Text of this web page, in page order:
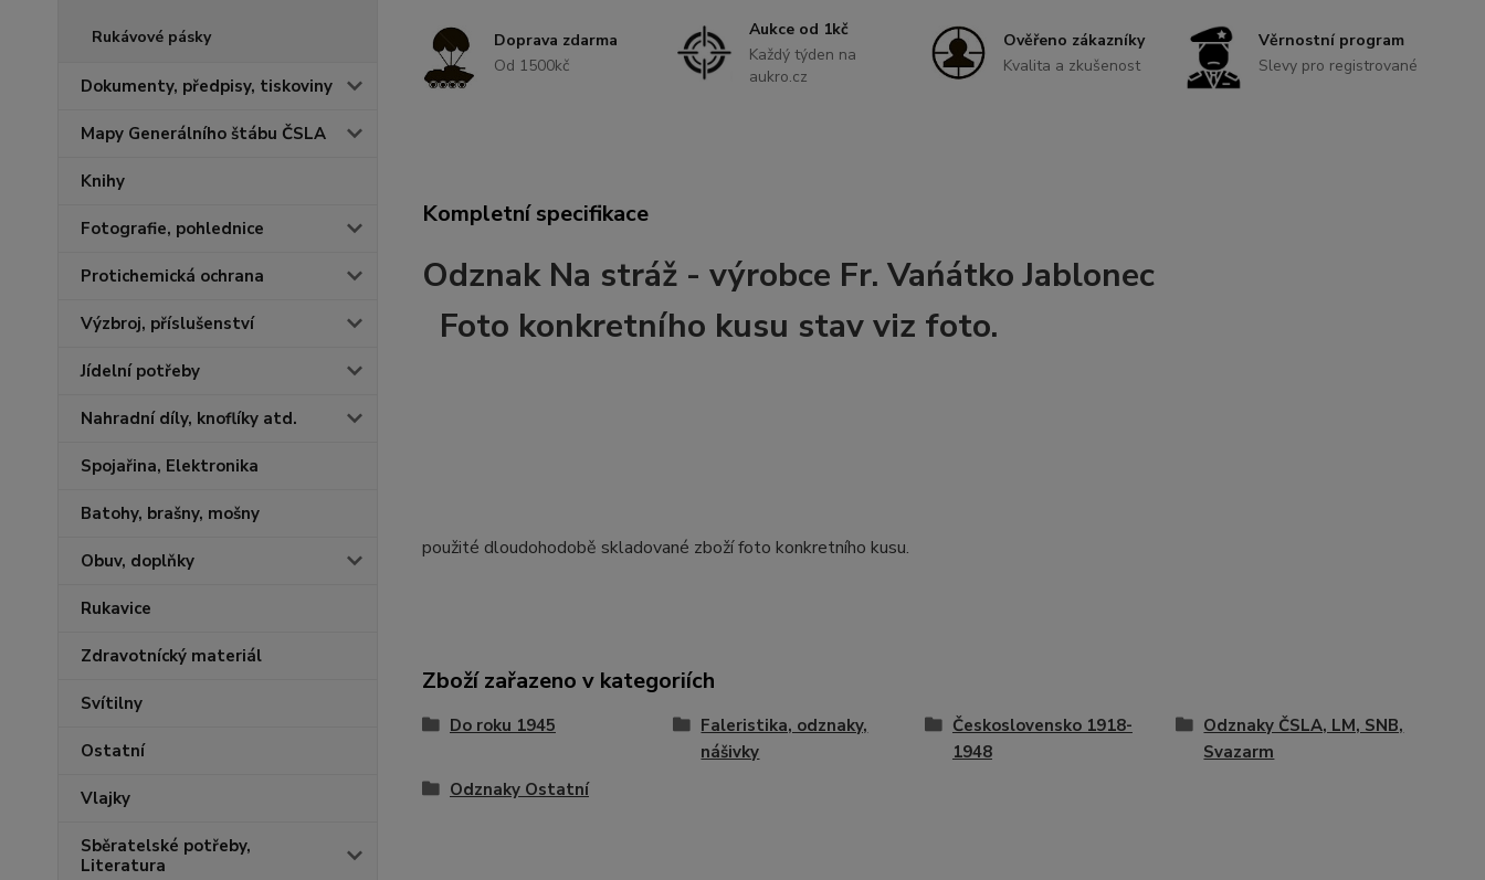
Rukávové pásky
Dokumenty, předpisy, tiskoviny
Mapy Generálního štábu ČSLA
Knihy
Fotografie, pohlednice
Protichemická ochrana
Výzbroj, příslušenství
Jídelní potřeby
Nahradní díly, knoflíky atd.
Spojařina, Elektronika
Batohy, brašny, mošny
Obuv, doplňky
Rukavice
Zdravotnícký materiál
Svítilny
Ostatní
Vlajky
Sběratelské potřeby,
Literatura
Doprava zdarma
Od 1500kč
Aukce od 1kč
Každý týden na
aukro.cz
Ověřeno zákazníky
Kvalita a zkušenost
Věrnostní program
Slevy pro registrované
Kompletní specifikace
Odznak Na stráž - výrobce Fr. Vańátko Jablonec
Foto konkretního kusu stav viz foto.
použité dloudohodobě skladované zboží foto konkretního kusu.
Zboží zařazeno v kategoriích
Do roku 1945
Faleristika, odznaky,
nášivky
Československo 1918-
1948
Odznaky ČSLA, LM, SNB,
Svazarm
Odznaky Ostatní